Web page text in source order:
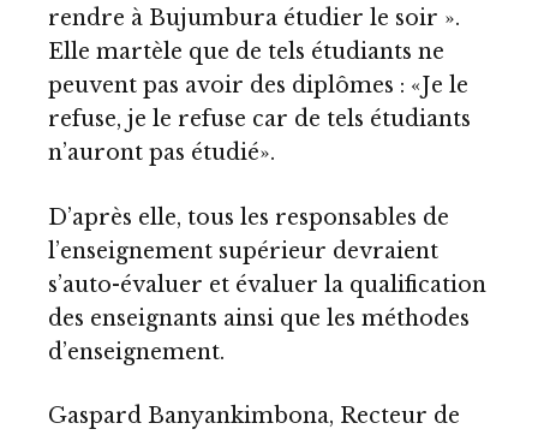
rendre à Bujumbura étudier le soir ».
Elle martèle que de tels étudiants ne
peuvent pas avoir des diplômes : «Je le
refuse, je le refuse car de tels étudiants
n’auront pas étudié».
D’après elle, tous les responsables de
l’enseignement supérieur devraient
s’auto-évaluer et évaluer la qualification
des enseignants ainsi que les méthodes
d’enseignement.
Gaspard Banyankimbona, Recteur de